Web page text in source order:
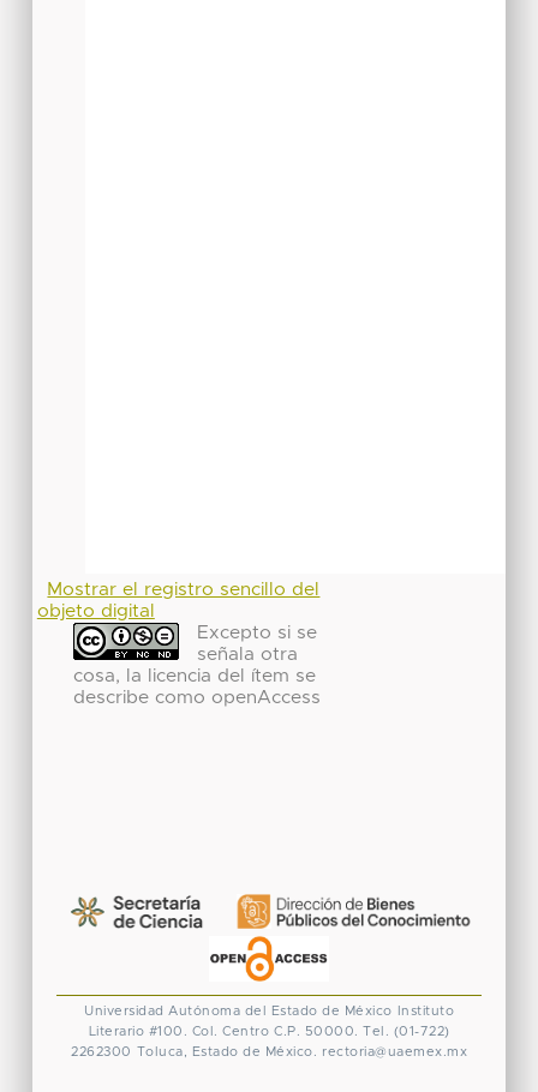
Mostrar el registro sencillo del
objeto digital
Excepto si se
señala otra
cosa, la licencia del ítem se
describe como openAccess
Universidad Autónoma del Estado de México
Instituto
Literario #100. Col. Centro C.P. 50000. Tel. (01-722)
2262300 Toluca, Estado de México. rectoria@uaemex.mx